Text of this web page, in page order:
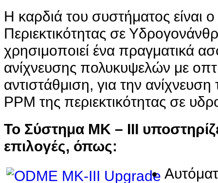
Η καρδιά του συστήματος είναι
Περιεκτικότητας σε
χρησιμοποιεί ένα πραγματικά
ανίχνευσης πολυκυψελών με
αντιστάθμιση, για την
PPM της περιεκτικότητας σε
Το Σύστημα MK – III
επιλογές, όπως: